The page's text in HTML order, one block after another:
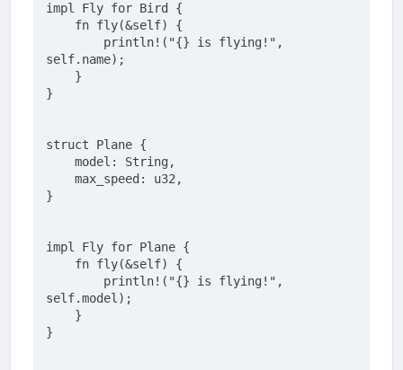
impl
Fly for Bird {
fn fly(&self) {
println! ( "{} is flying!"
self.name);
}
}
struct Plane {
model: String ,
max_speed: u32 ,
}
impl Fly for Plane {
fn fly(&self) {
println! ( "{} is flying!"
self.model);
}
}